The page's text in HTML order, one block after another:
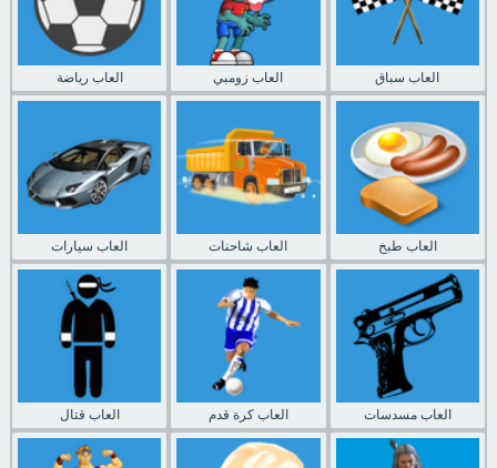
العاب رياضة العاب زومبي العاب سباق
العاب سيارات العاب شاحنات العاب طبخ
العاب قتال العاب كرة قدم العاب مسدسات